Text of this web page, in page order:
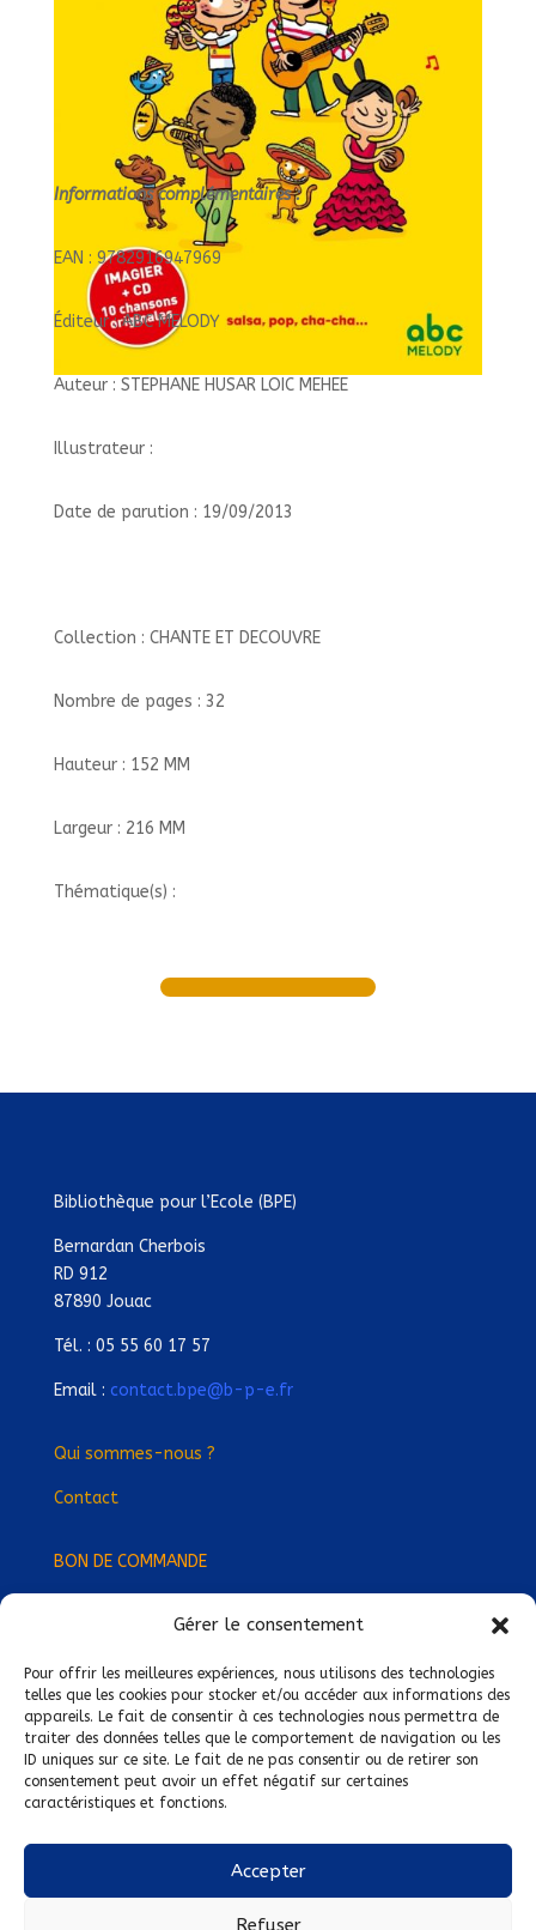
Gérer le consentement
Pour offrir les meilleures expériences, nous utilisons des technologies
telles que les cookies pour stocker et/ou accéder aux informations des
appareils. Le fait de consentir à ces technologies nous permettra de
traiter des données telles que le comportement de navigation ou les
ID uniques sur ce site. Le fait de ne pas consentir ou de retirer son
consentement peut avoir un effet négatif sur certaines
caractéristiques et fonctions.
Accepter
Refuser
Informations complémentaires :
EAN : 9782916947969
Éditeur : ABC MELODY
Auteur : STEPHANE HUSAR LOIC MEHEE
Illustrateur :
Date de parution : 19/09/2013
Collection : CHANTE ET DECOUVRE
Nombre de pages : 32
Hauteur : 152 MM
Largeur : 216 MM
Thématique(s) :
Bibliothèque pour l’Ecole (BPE)
Bernardan Cherbois
RD 912
87890 Jouac
Tél. : 05 55 60 17 57
Email : contact.bpe@b-p-e.fr
Qui sommes-nous ?
Contact
BON DE COMMANDE
Devenez Délégué·e Régional·e !
Trouvez-nous près de chez vous !
Mentions légales
Conditions générales de vente
Politique de confidentialité